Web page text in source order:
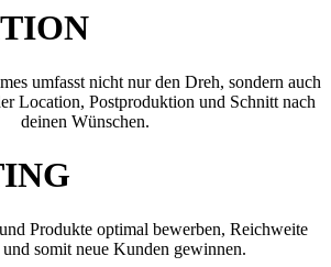
umfasst nicht nur den Dreh, sondern auch
Location, Postproduktion und Schnitt nach
deinen Wünschen.
Produkte optimal bewerben, Reichweite
somit neue Kunden gewinnen.